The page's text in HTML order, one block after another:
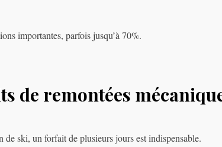
importantes, parfois jusqu’à 70%.
de remontées
de ski, un forfait de plusieurs jours est indispensable.